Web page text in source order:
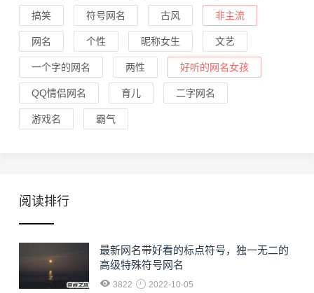
搞笑 符号网名 古风 非主流
网名 个性 昵称女生 文艺
一个字的网名 两性 好听的网名女孩
QQ情侣网名 育儿 二字网名
游戏名 霸气
阅读排行
最新网名带好看的标点符号，独一无二的
高级特殊符号网名
3822 2022-10-05